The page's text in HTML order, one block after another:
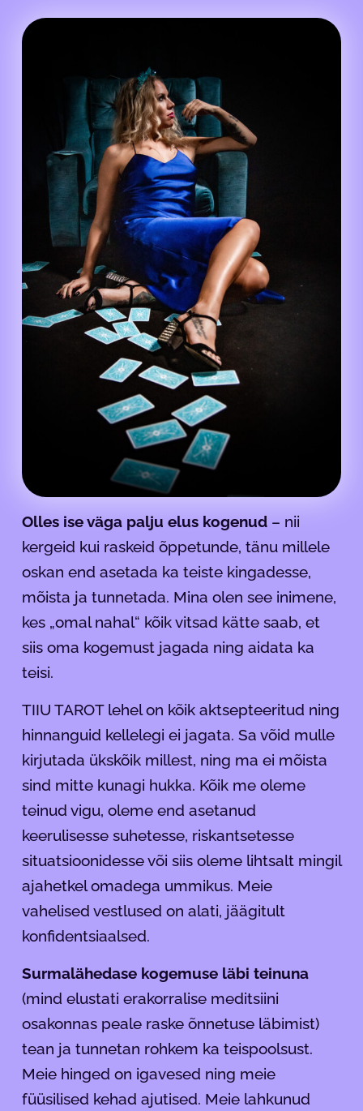
Olles ise väga palju elus kogenud – nii
kergeid kui raskeid õppetunde, tänu millele
oskan end asetada ka teiste kingadesse,
mõista ja tunnetada. Mina olen see inimene,
kes „omal nahal“ kõik vitsad kätte saab, et
siis oma kogemust jagada ning aidata ka
teisi.
TIIU TAROT lehel on kõik aktsepteeritud ning
hinnanguid kellelegi ei jagata. Sa võid mulle
kirjutada ükskõik millest, ning ma ei mõista
sind mitte kunagi hukka. Kõik me oleme
teinud vigu, oleme end asetanud
keerulisesse suhetesse, riskantsetesse
situatsioonidesse või siis oleme lihtsalt mingil
ajahetkel omadega ummikus. Meie
vahelised vestlused on alati, jäägitult
konfidentsiaalsed.
Surmalähedase kogemuse läbi teinuna
(mind elustati erakorralise meditsiini
osakonnas peale raske õnnetuse läbimist)
tean ja tunnetan rohkem ka teispoolsust.
Meie hinged on igavesed ning meie
füüsilised kehad ajutised. Meie lahkunud